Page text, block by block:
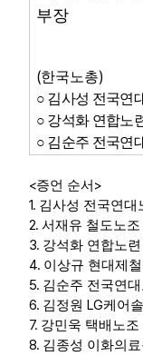
부장
(한국노총)
○ 김사성 전국연
○ 강석화 연합노
○ 김순주 전국연
<증언 순서>
1. 김사성 전국연대
2. 서재유 철도노
3. 강석화 연합노
4. 이상규 현대제
5. 김순주 전국연
6. 김정원 LG케어
7. 강민욱 택배노
8. 김종성 이화의